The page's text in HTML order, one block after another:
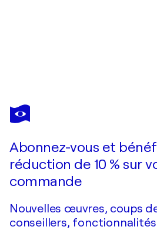
ANNE MAIZIANNE
Genuine
Abonnez-vous et
réduction de 10 % sur
commande
Nouvelles œuvres, coups
conseillers, fonctionnalités